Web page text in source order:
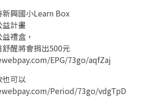
興國小Learn Box
益計畫
禮盒，
醒將會捐出500元
EPG/73go/aqfZaj
也可以
Period/73go/vdgTpD